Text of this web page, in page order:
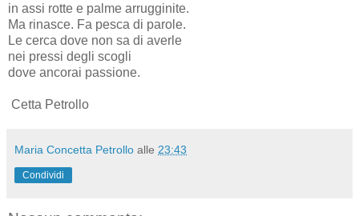
in assi rotte e palme arrugginite.
Ma rinasce. Fa pesca di parole.
Le cerca dove non sa di averle
nei pressi degli scogli
dove ancorai passione.
Cetta Petrollo
Maria Concetta Petrollo alle 23:43
Condividi